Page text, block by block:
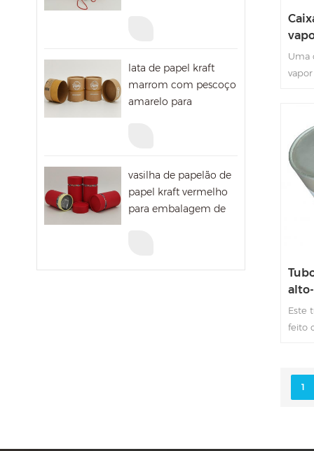
lata de papel kraft
marrom com pescoço
amarelo para
vasilha de papelão de
papel kraft vermelho
para embalagem de
Uma
que
Este
feito
1